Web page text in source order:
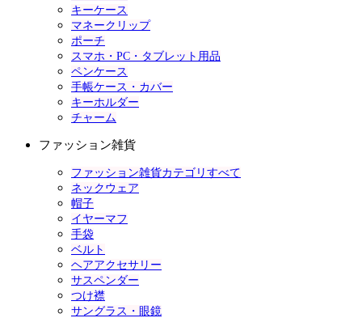
キーケース
マネークリップ
ポーチ
スマホ・PC・タブレット用品
ペンケース
手帳ケース・カバー
キーホルダー
チャーム
ファッション雑貨
ファッション雑貨カテゴリすべて
ネックウェア
帽子
イヤーマフ
手袋
ベルト
ヘアアクセサリー
サスペンダー
つけ襟
サングラス・眼鏡